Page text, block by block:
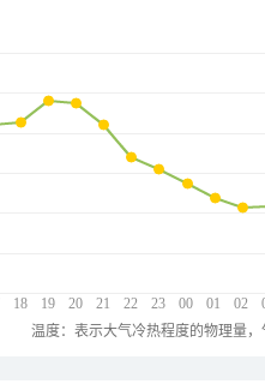
18 19 20 21 22 23 00 01 02
温度：表示大气冷热程度的物理量